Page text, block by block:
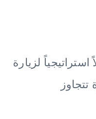
لزيارة